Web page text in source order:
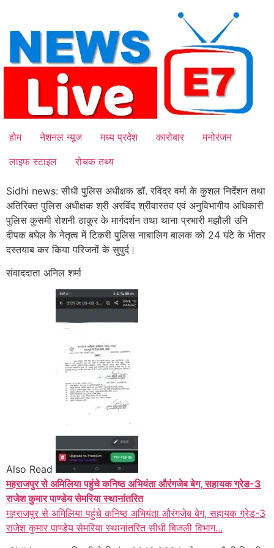
content
होम नेशनल न्यूज मध्य प्रदेश कारोबार
मनोरंजन
लाइफ स्टाइल
रोचक तथ्य
Sidhi news: सीधी पुलिस अधीक्षक डॉ. रविंद्र वर्मा के कुशल निर्देशन तथा
अतिरिक्त पुलिस अधीक्षक श्री अरविंद श्रीवास्तव एवं अनुविभागीय अधिकारी
पुलिस कुसमी रोशनी ठाकुर के मार्गदर्शन तथा थाना प्रभारी मझौली उनि
दीपक बघेल के नेतृत्व में टिकरी पुलिस नाबालिग बालक को 24 घंटे के भीतर
दस्तयाब कर किया परिजनों के सुपुर्द।
संवाददाता अनिल शर्मा
Also Read
महराजपुर से अमिलिया पहुंचे कनिष्ठ अभियंता औरंगजेब बेग, सहायक ग्रेड-3
राजेश कुमार पाण्डेय सेमरिया स्थानांतरित
महराजपुर से अमिलिया पहुंचे कनिष्ठ अभियंता औरंगजेब बेग, सहायक ग्रेड-3
राजेश कुमार पाण्डेय सेमरिया स्थानांतरित सीधी बिजली विभाग...